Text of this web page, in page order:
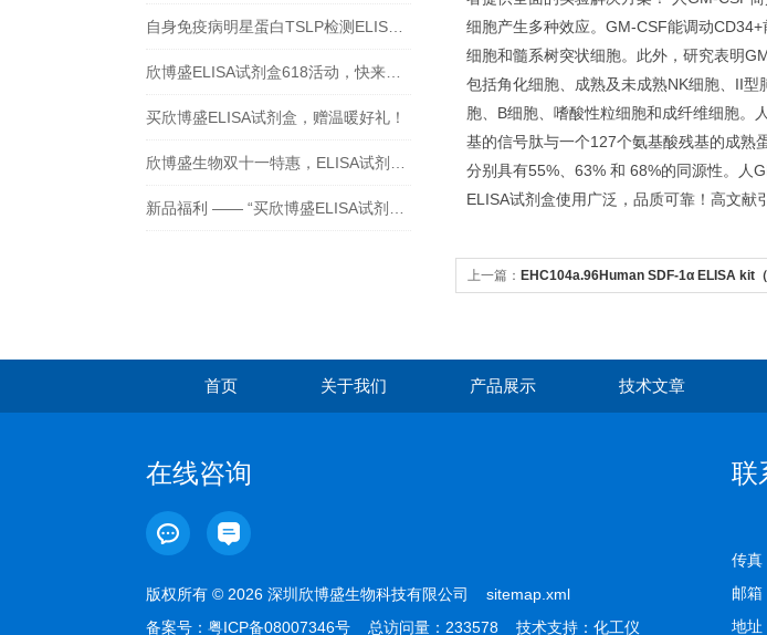
买欣博盛ELISA试剂盒，赠温暖好礼！
细胞产生多种效应。GM-CSF能调动
细胞和髓系树突状细胞。此外，研究表明
包括角化细胞、成熟及未成熟NK细胞、II
胞、B细胞、嗜酸性粒细胞和成纤维细胞。
基的信号肽与一个127个氨基酸残基的成熟
分别具有55%、63% 和 68%的同源性。人
ELISA试剂盒使用广泛，品质可靠！高文献
上一篇： EHC104a.96Human SDF-1α ELISA kit
首页 关于我们 产品展示 技术文章
在线咨询
版权所有 © 2026 深圳欣博盛生物科技有限公司 sitemap.xml
备案号： 粤ICP备08007346号 总访问量：233578 技术支持： 化工仪
联
传真
邮
地址